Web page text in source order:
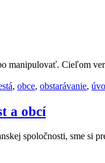
manipulovať. Cieľom
, obce, obstarávanie, úvo
a obcí
spoločnosti, sme si